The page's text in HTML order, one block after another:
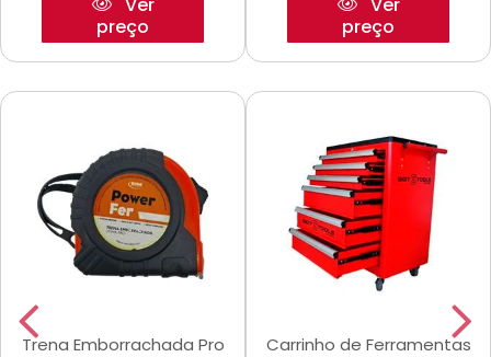
preço
preço
Trena Emborrachada Pro
Carrinho de Ferramentas